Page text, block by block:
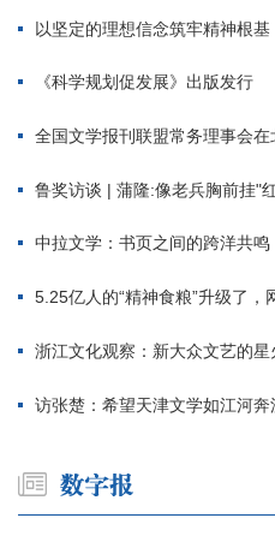
以坚定的理想信念筑牢精神根基
《科学规划促发展》出版发行
全国文学报刊联盟常务理事会在
鲁奖访谈 | 蒲隆:像老兵胸前挂"
中拉文学：书页之间的跨洋共鸣
5.25亿人的“精神食粮”升级了，
浙江文化观察：新大众文艺的星
访张楚：希望天津文学如江河奔